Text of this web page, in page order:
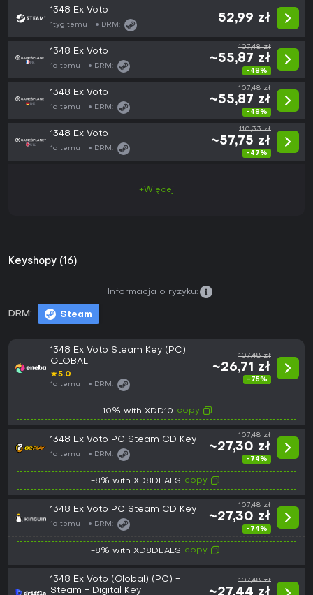
1348 Ex Voto
1tyg temu DRM:
52,99 zł
1348 Ex Voto
1d temu DRM:
107,48 zł
~55,87 zł
-48%
1348 Ex Voto
1d temu DRM:
107,48 zł
~55,87 zł
-48%
1348 Ex Voto
1d temu DRM:
110,33 zł
~57,75 zł
-47%
+Więcej
Keyshopy (16)
DRM: Steam
Informacja o ryzyku:
1348 Ex Voto Steam Key (PC)
GLOBAL
★5.0
1d temu DRM:
107,48 zł
~26,71 zł
-75%
-10% with XDD10 copy
1348 Ex Voto PC Steam CD Key
1d temu DRM:
107,48 zł
~27,30 zł
-74%
-8% with XD8DEALS copy
1348 Ex Voto PC Steam CD Key
1d temu DRM:
107,48 zł
~27,30 zł
-74%
-8% with XD8DEALS copy
1348 Ex Voto (Global) (PC) -
Steam - Digital Key
107,48 zł
~27,44 zł